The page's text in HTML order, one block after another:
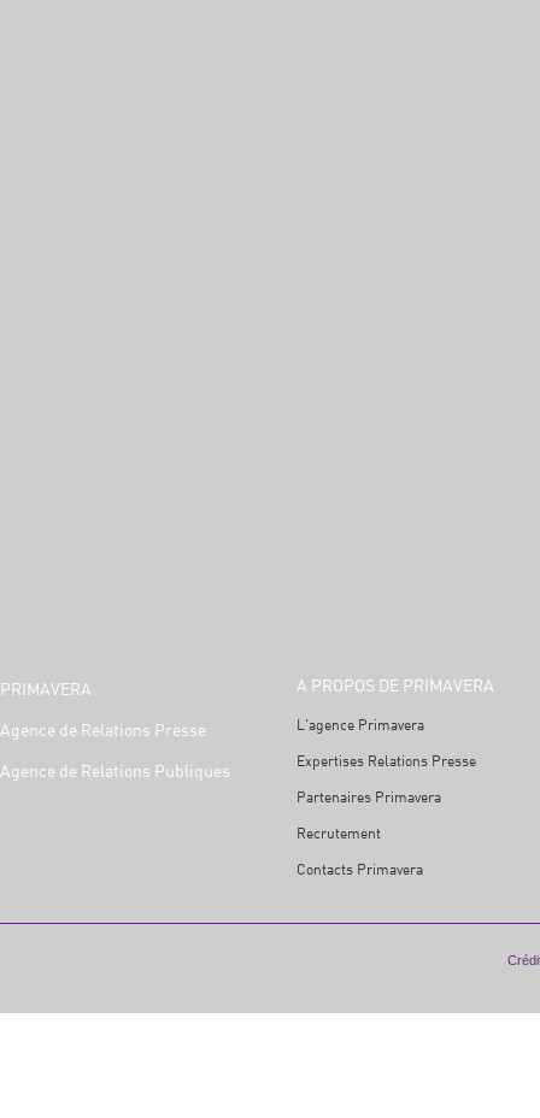
PRIMAVERA
Agence de Relations Presse
Agence de Relations Publiques
A PROPOS DE PRIMAVERA
L'agence Primavera
Expertises Relations Presse
Partenaires Primavera
Recrutement
Contacts Primavera